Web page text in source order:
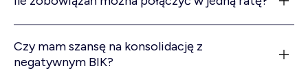
Czy mam szansę na konsolidację z
negatywnym BIK?